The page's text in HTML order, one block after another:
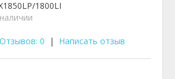
1800LI
Отзывов: 0 | Написать отзыв